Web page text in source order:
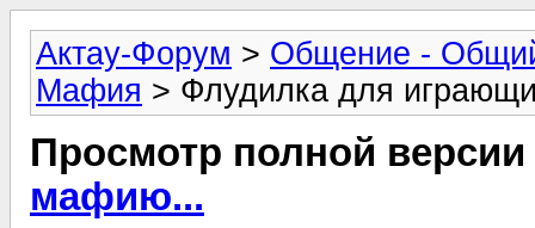
Актау-Форум > Общение -
Мафия > Флудилка для
Просмотр полной
мафию...